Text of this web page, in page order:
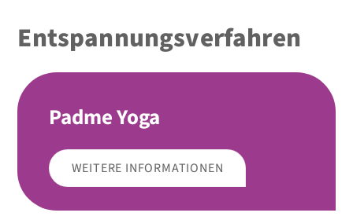
Entspannungs­verfahren
Padme Yoga
WEITERE INFORMATIONEN